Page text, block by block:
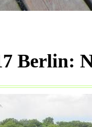
Berlin: